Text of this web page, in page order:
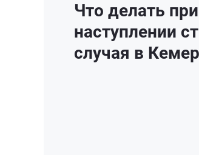
Что делать при
наступлении
случая в